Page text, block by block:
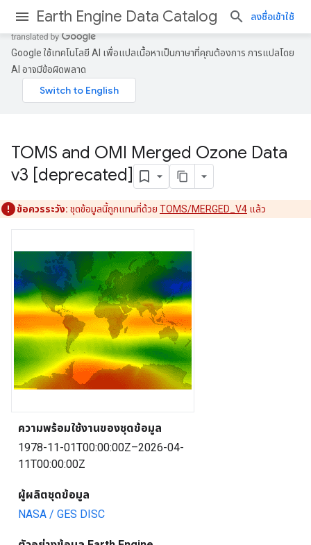
Earth Engine Data Catalog ลงชื่อเข้าใช้
Google ใช้เทคโนโลยี AI เพื่อแปลเนื้อหาเป็นภาษาที่คุณต้องการ การแปลโดย
AI อาจมีข้อผิดพลาด
TOMS and OMI Merged Ozone Data
v3 [deprecated]
ข้อควรระวัง: ชุดข้อมูลนี้ถูกแทนที่ด้วย TOMS/MERGED_V4 แล้ว
ความพร้อมใช้งานของชุดข้อมูล
1978-11-01T00:00:00Z–2026-04-
11T00:00:00Z
ผู้ผลิตชุดข้อมูล
NASA / GES DISC